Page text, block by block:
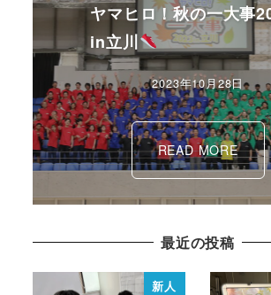
ヤマヒロ！秋の一大事
in立川
2023年10月28日
READ MORE
最近の投稿
新人